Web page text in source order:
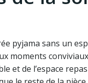
pyjama sans un
moments
et de l’espace